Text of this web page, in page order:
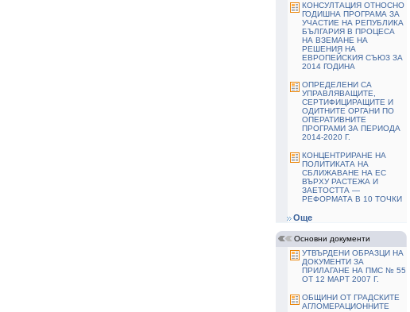
КОНСУЛТАЦИЯ ОТНОСНО
ГОДИШНА ПРОГРАМА ЗА
УЧАСТИЕ НА РЕПУБЛИКА
БЪЛГАРИЯ В ПРОЦЕСА
НА ВЗЕМАНЕ НА
РЕШЕНИЯ НА
ЕВРОПЕЙСКИЯ СЪЮЗ ЗА
2014 ГОДИНА
ОПРЕДЕЛЕНИ СА
УПРАВЛЯВАЩИТЕ,
СЕРТИФИЦИРАЩИТЕ И
ОДИТНИТЕ ОРГАНИ ПО
ОПЕРАТИВНИТЕ
ПРОГРАМИ ЗА ПЕРИОДА
2014-2020 Г.
КОНЦЕНТРИРАНЕ НА
ПОЛИТИКАТА НА
СБЛИЖАВАНЕ НА ЕС
ВЪРХУ РАСТЕЖА И
ЗАЕТОСТТА —
РЕФОРМАТА В 10 ТОЧКИ
Още
Основни документи
УТВЪРДЕНИ ОБРАЗЦИ НА
ДОКУМЕНТИ ЗА
ПРИЛАГАНЕ НА ПМС № 55
ОТ 12 МАРТ 2007 Г.
ОБЩИНИ ОТ ГРАДСКИТЕ
АГЛОМЕРАЦИОННИТЕ